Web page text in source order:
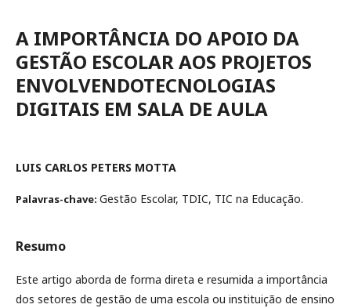
A IMPORTÂNCIA DO APOIO DA
GESTÃO ESCOLAR AOS PROJETOS
ENVOLVENDOTECNOLOGIAS
DIGITAIS EM SALA DE AULA
LUIS CARLOS PETERS MOTTA
Palavras-chave: Gestão Escolar, TDIC, TIC na Educação.
Resumo
Este artigo aborda de forma direta e resumida a importância
dos setores de gestão de uma escola ou instituição de ensino